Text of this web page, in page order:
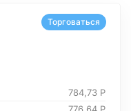
784,73 Р
Торговаться